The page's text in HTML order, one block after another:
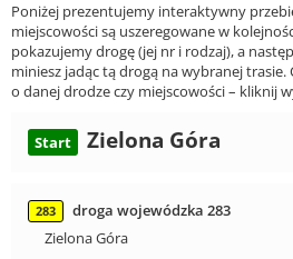
Poniżej prezentujemy interaktywny
miejscowości są uszeregowane w
pokazujemy drogę (jej nr i rodzaj), a
miniesz jadąc tą drogą na wybranej trasie.
o danej drodze czy miejscowości – kliknij
Start Zielona Góra
283
droga wojewódzka 283
Zielona Góra